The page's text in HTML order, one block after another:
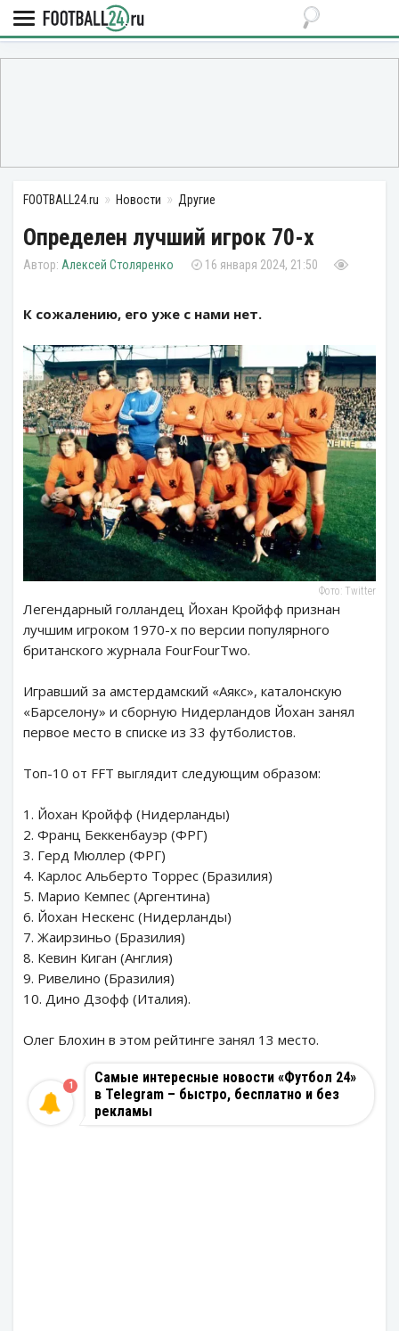
FOOTBALL24.ru Новости Другие
Определен лучший игрок 70-х
Алексей Столяренко 16 января 2024, 21:50
К сожалению, его уже с нами нет.
Фото: Twitter
Легендарный голландец Йохан Кройфф признан
лучшим игроком 1970-х по версии популярного
британского журнала FourFourTwo.
Игравший за амстердамский «Аякс», каталонскую
«Барселону» и сборную Нидерландов Йохан занял
первое место в списке из 33 футболистов.
Топ-10 от FFT выглядит следующим образом:
1. Йохан Кройфф (Нидерланды)
2. Франц Беккенбауэр (ФРГ)
3. Герд Мюллер (ФРГ)
4. Карлос Альберто Торрес (Бразилия)
5. Марио Кемпес (Аргентина)
6. Йохан Нескенс (Нидерланды)
7. Жаирзиньо (Бразилия)
8. Кевин Киган (Англия)
9. Ривелино (Бразилия)
10. Дино Дзофф (Италия).
Олег Блохин в этом рейтинге занял 13 место.
Самые интересные новости «Футбол 24»
в Telegram – быстро, бесплатно и без
рекламы
1